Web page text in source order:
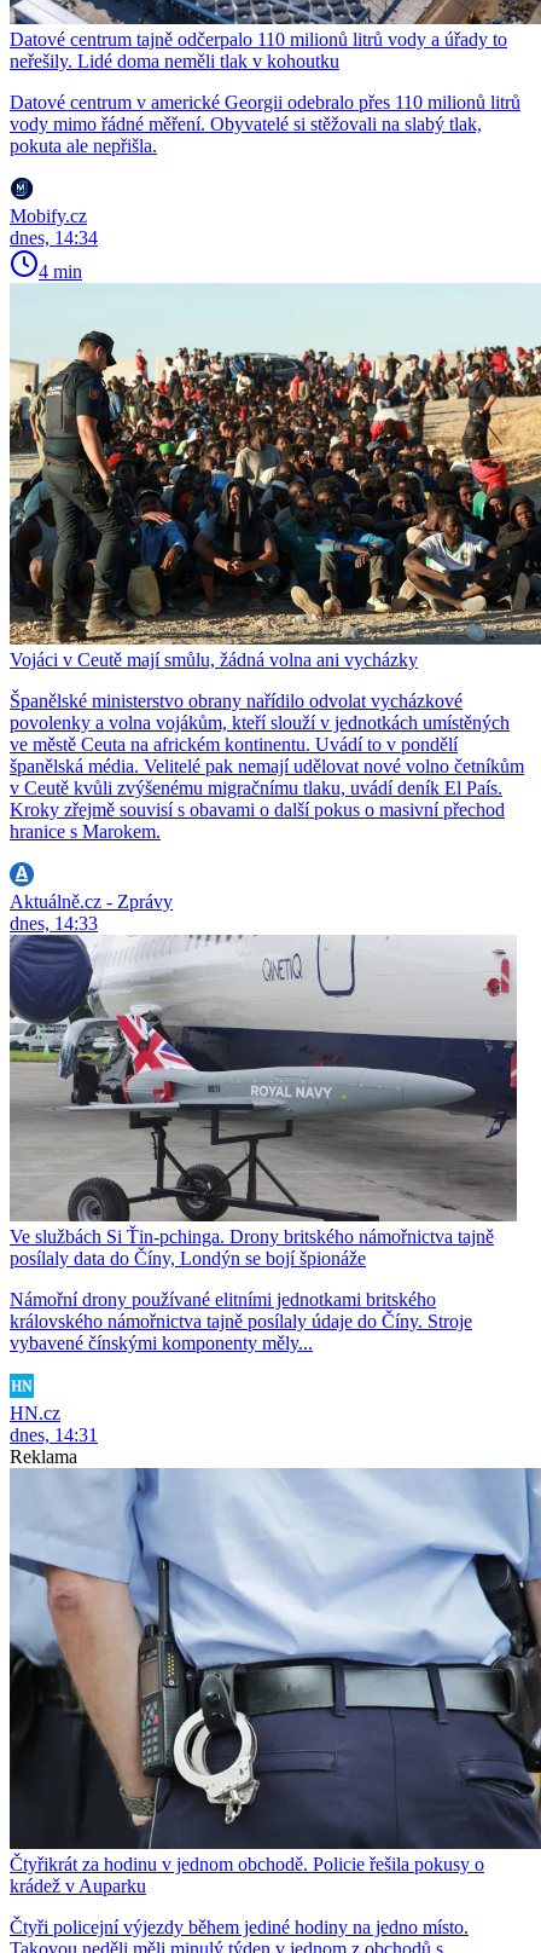
Datové centrum tajně odčerpalo 110 milionů litrů vody a úřady to
neřešily. Lidé doma neměli tlak v kohoutku
Datové centrum v americké Georgii odebralo přes 110 milionů litrů
vody mimo řádné měření. Obyvatelé si stěžovali na slabý tlak,
pokuta ale nepřišla.
Mobify.cz
dnes, 14:34
4 min
Vojáci v Ceutě mají smůlu, žádná volna ani vycházky
Španělské ministerstvo obrany nařídilo odvolat vycházkové
povolenky a volna vojákům, kteří slouží v jednotkách umístěných
ve městě Ceuta na africkém kontinentu. Uvádí to v pondělí
španělská média. Velitelé pak nemají udělovat nové volno četníkům
v Ceutě kvůli zvýšenému migračnímu tlaku, uvádí deník El País.
Kroky zřejmě souvisí s obavami o další pokus o masivní přechod
hranice s Marokem.
Aktuálně.cz - Zprávy
dnes, 14:33
Ve službách Si Ťin-pchinga. Drony britského námořnictva tajně
posílaly data do Číny, Londýn se bojí špionáže
Námořní drony používané elitními jednotkami britského
královského námořnictva tajně posílaly údaje do Číny. Stroje
vybavené čínskými komponenty měly...
HN.cz
dnes, 14:31
Reklama
Čtyřikrát za hodinu v jednom obchodě. Policie řešila pokusy o
krádež v Auparku
Čtyři policejní výjezdy během jediné hodiny na jedno místo.